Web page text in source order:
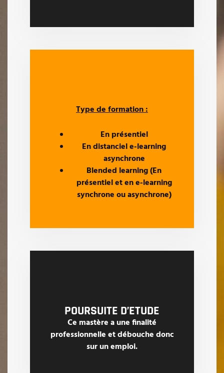
Type de formation :
En présentiel
En distanciel e-learning
asynchrone
Blended learning (En
présentiel et en e-learning
synchrone ou asynchrone)
POURSUITE D’ETUDE
Ce mastère a une finalité
professionnelle et débouche donc
sur un emploi.